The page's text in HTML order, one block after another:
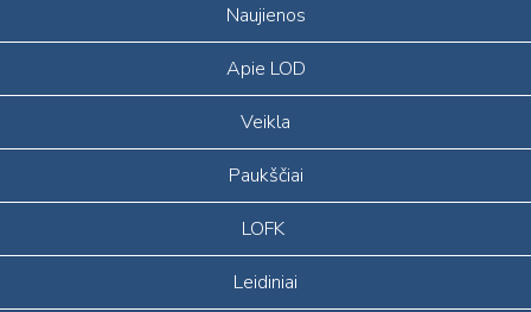
Naujienos
Apie LOD
Veikla
Paukščiai
LOFK
Leidiniai